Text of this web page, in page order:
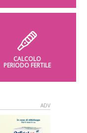
CALCOLO
PERIODO FERTILE